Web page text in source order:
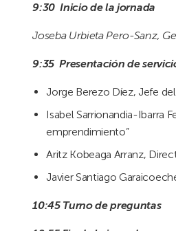
9:30 Inicio de la jornada
Joseba Urbieta Pero-Sanz,
9:35 Presentación de
Jorge Berezo Díez, Jefe
Isabel Sarrionandia-Ibarra
emprendimiento”
Aritz Kobeaga Arranz,
Javier Santiago
10:45 Turno de preguntas